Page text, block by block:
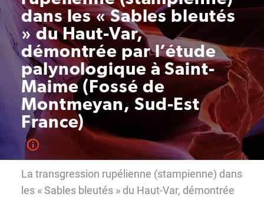
dans les « Sables bleutés
» du Haut-Var,
démontrée par l’étude
palynologique à Saint-
Maime (Fossé de
Montmeyan, Sud-Est
France)
La transgression rupélienne (stampienne) dans
les « Sables bleutés » du Haut-Var, démontrée